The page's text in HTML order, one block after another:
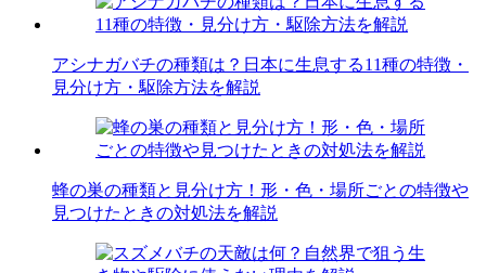
アシナガバチの種類は？日本に生息する11種の特徴・
見分け方・駆除方法を解説
蜂の巣の種類と見分け方！形・色・場所ごとの特徴や
見つけたときの対処法を解説